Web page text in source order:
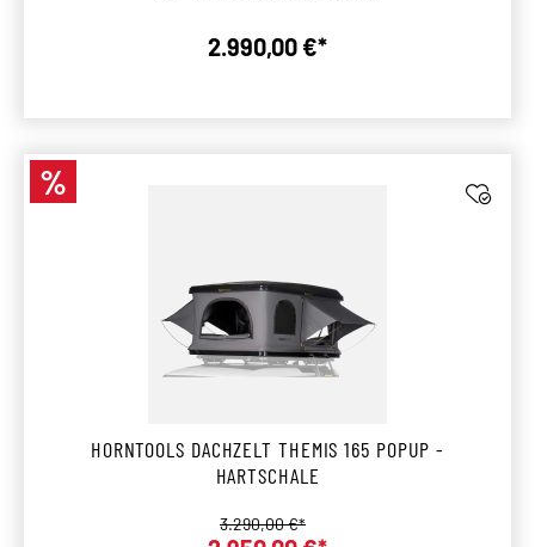
Regulärer Preis:
2.990,00 €*
Rabatt
%
HORNTOOLS DACHZELT THEMIS 165 POPUP -
HARTSCHALE
Regulärer Preis:
3.290,00 €*